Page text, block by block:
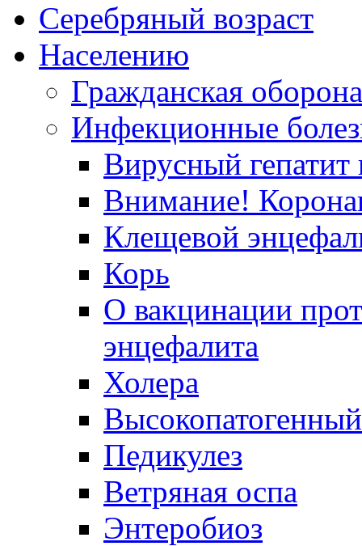
Серебряный возраст
Населению
Гражданская оборона
Инфекционные
Вирусный гепатит
Внимание!
Клещевой
Корь
О вакцинации
энцефалита
Холера
Педикулез
Ветряная оспа
Энтеробиоз